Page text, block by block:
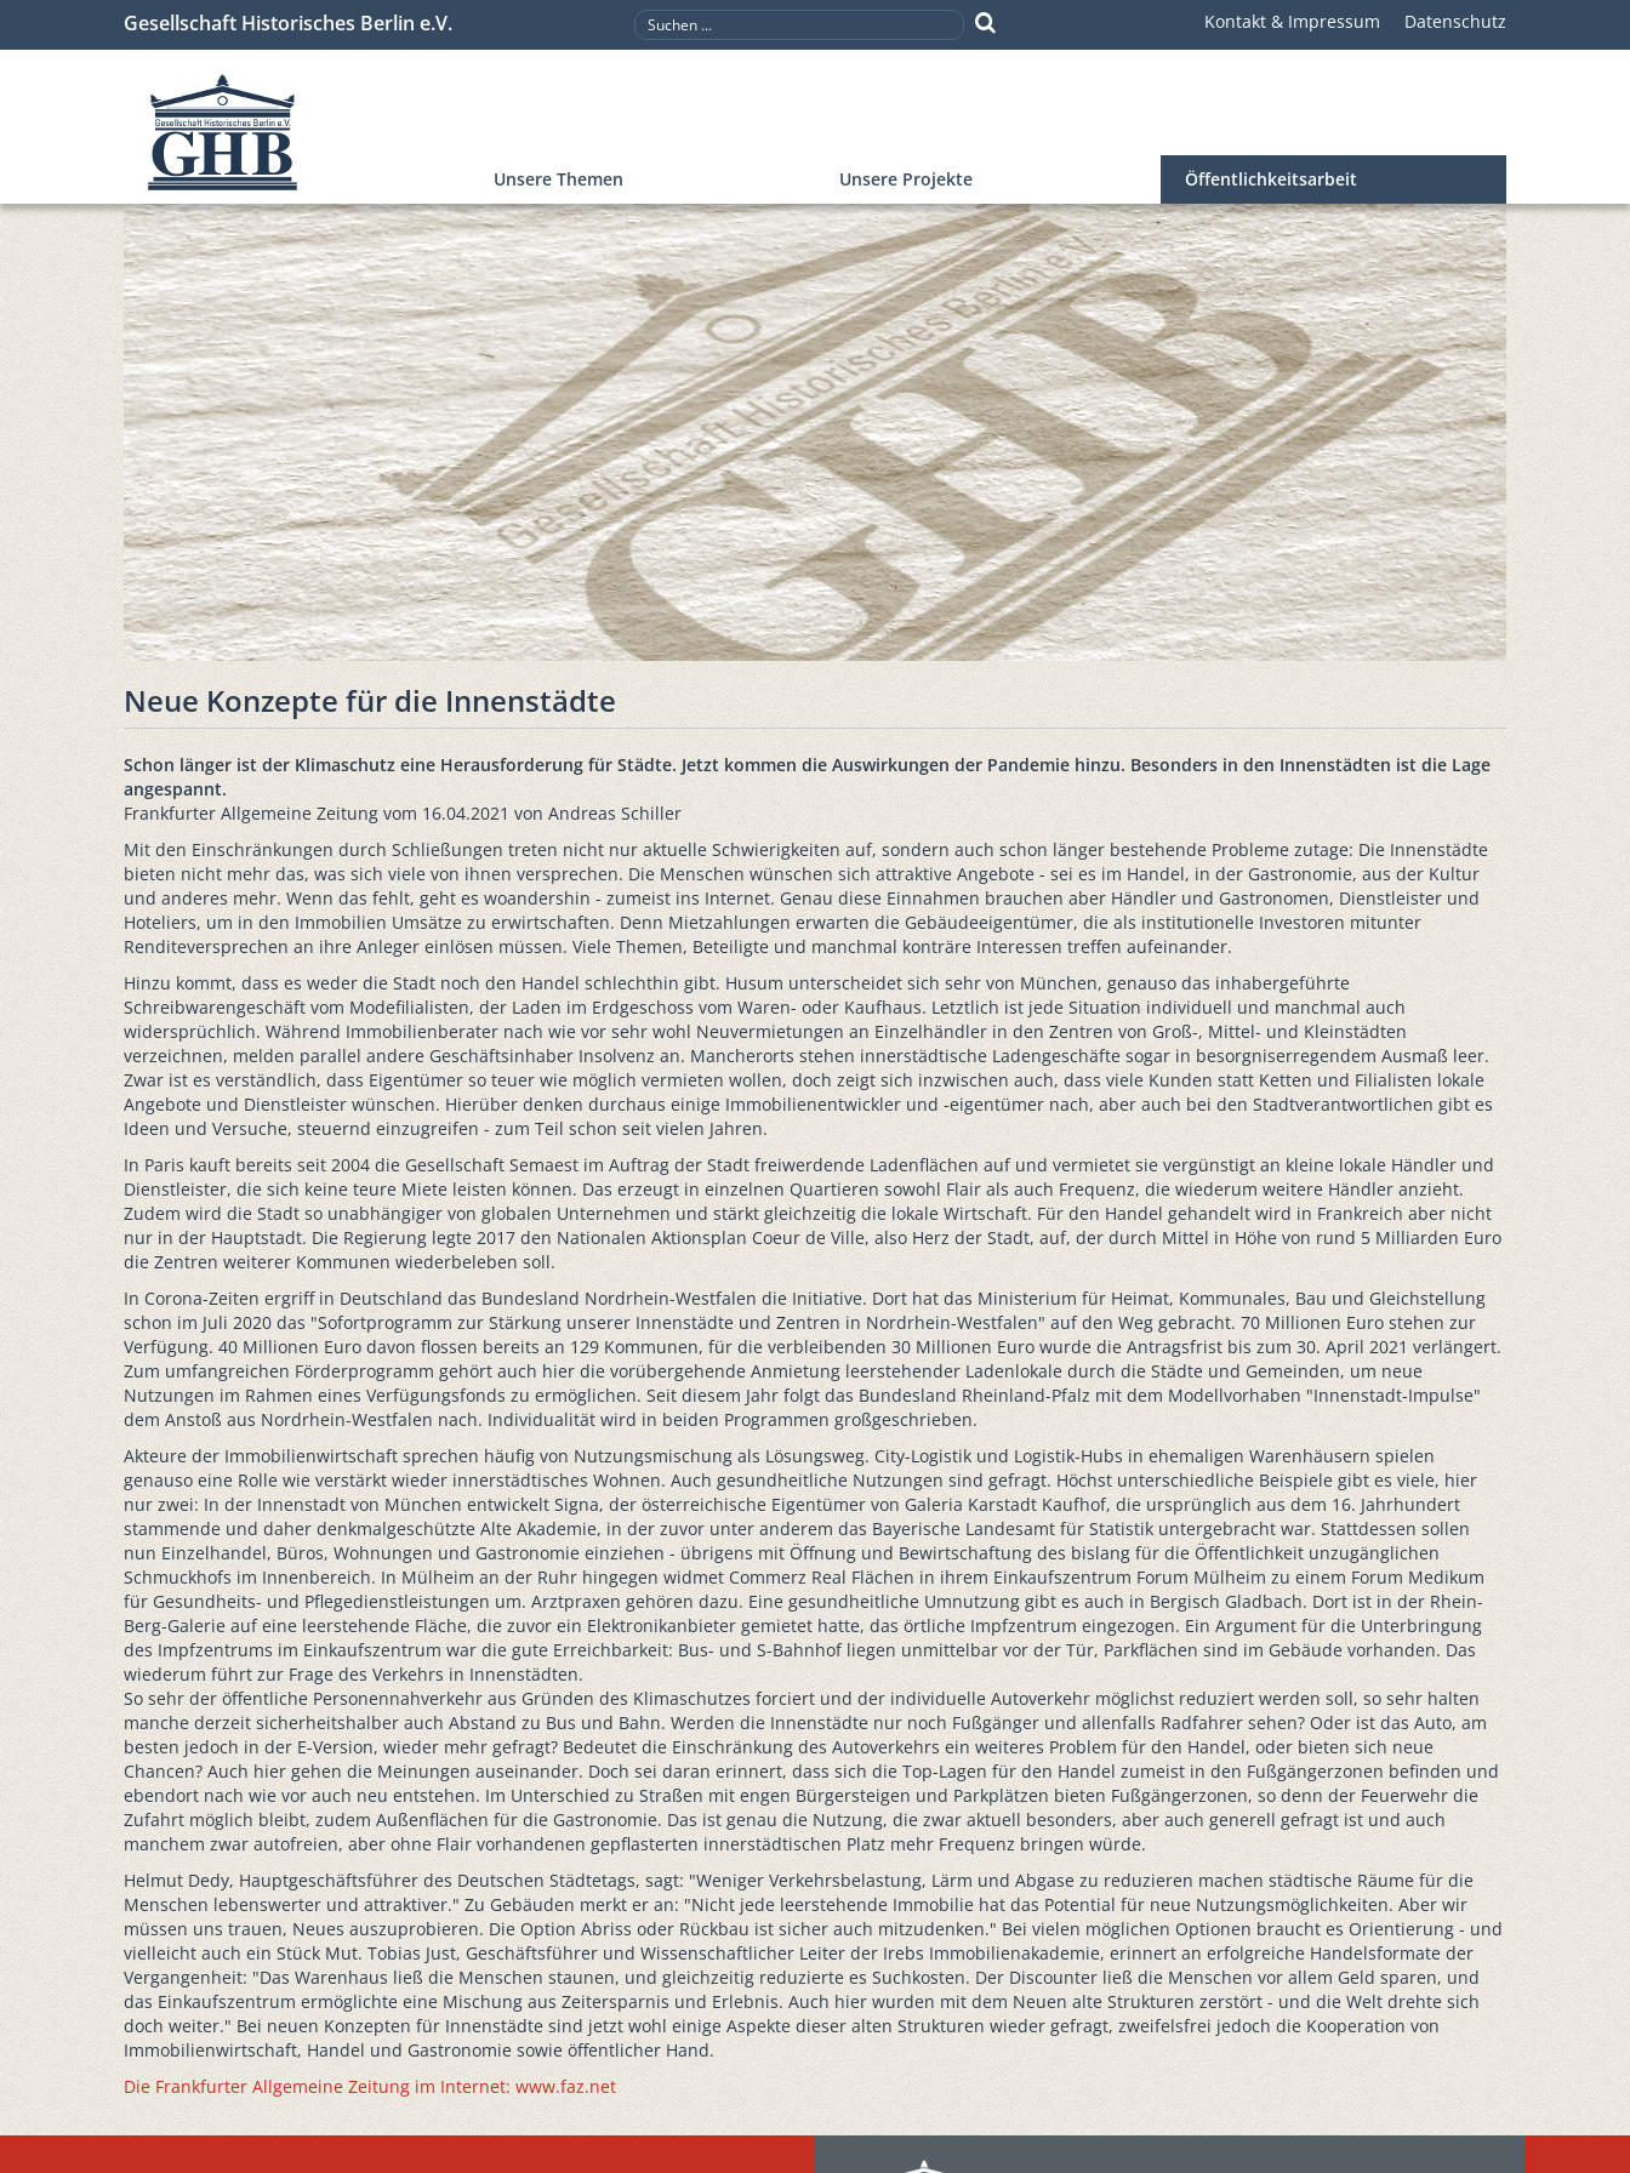
Gesellschaft Historisches Berlin e.V. Kontakt & Impressum Datenschutz
Unsere Themen Unsere Projekte Öffentlichkeitsarbeit
Neue Konzepte für die Innenstädte
Schon länger ist der Klimaschutz eine Herausforderung für Städte. Jetzt kommen die Auswirkungen der Pandemie hinzu. Besonders in den Innenstädten ist die Lage
angespannt.
Frankfurter Allgemeine Zeitung vom 16.04.2021 von Andreas Schiller
Mit den Einschränkungen durch Schließungen treten nicht nur aktuelle Schwierigkeiten auf, sondern auch schon länger bestehende Probleme zutage: Die Innenstädte
bieten nicht mehr das, was sich viele von ihnen versprechen. Die Menschen wünschen sich attraktive Angebote - sei es im Handel, in der Gastronomie, aus der Kultur
und anderes mehr. Wenn das fehlt, geht es woandershin - zumeist ins Internet. Genau diese Einnahmen brauchen aber Händler und Gastronomen, Dienstleister und
Hoteliers, um in den Immobilien Umsätze zu erwirtschaften. Denn Mietzahlungen erwarten die Gebäudeeigentümer, die als institutionelle Investoren mitunter
Renditeversprechen an ihre Anleger einlösen müssen. Viele Themen, Beteiligte und manchmal konträre Interessen treffen aufeinander.
Hinzu kommt, dass es weder die Stadt noch den Handel schlechthin gibt. Husum unterscheidet sich sehr von München, genauso das inhabergeführte
Schreibwarengeschäft vom Modefilialisten, der Laden im Erdgeschoss vom Waren- oder Kaufhaus. Letztlich ist jede Situation individuell und manchmal auch
widersprüchlich. Während Immobilienberater nach wie vor sehr wohl Neuvermietungen an Einzelhändler in den Zentren von Groß-, Mittel- und Kleinstädten
verzeichnen, melden parallel andere Geschäftsinhaber Insolvenz an. Mancherorts stehen innerstädtische Ladengeschäfte sogar in besorgniserregendem Ausmaß leer.
Zwar ist es verständlich, dass Eigentümer so teuer wie möglich vermieten wollen, doch zeigt sich inzwischen auch, dass viele Kunden statt Ketten und Filialisten lokale
Angebote und Dienstleister wünschen. Hierüber denken durchaus einige Immobilienentwickler und -eigentümer nach, aber auch bei den Stadtverantwortlichen gibt es
Ideen und Versuche, steuernd einzugreifen - zum Teil schon seit vielen Jahren.
In Paris kauft bereits seit 2004 die Gesellschaft Semaest im Auftrag der Stadt freiwerdende Ladenflächen auf und vermietet sie vergünstigt an kleine lokale Händler und
Dienstleister, die sich keine teure Miete leisten können. Das erzeugt in einzelnen Quartieren sowohl Flair als auch Frequenz, die wiederum weitere Händler anzieht.
Zudem wird die Stadt so unabhängiger von globalen Unternehmen und stärkt gleichzeitig die lokale Wirtschaft. Für den Handel gehandelt wird in Frankreich aber nicht
nur in der Hauptstadt. Die Regierung legte 2017 den Nationalen Aktionsplan Coeur de Ville, also Herz der Stadt, auf, der durch Mittel in Höhe von rund 5 Milliarden Euro
die Zentren weiterer Kommunen wiederbeleben soll.
In Corona-Zeiten ergriff in Deutschland das Bundesland Nordrhein-Westfalen die Initiative. Dort hat das Ministerium für Heimat, Kommunales, Bau und Gleichstellung
schon im Juli 2020 das "Sofortprogramm zur Stärkung unserer Innenstädte und Zentren in Nordrhein-Westfalen" auf den Weg gebracht. 70 Millionen Euro stehen zur
Verfügung. 40 Millionen Euro davon flossen bereits an 129 Kommunen, für die verbleibenden 30 Millionen Euro wurde die Antragsfrist bis zum 30. April 2021 verlängert.
Zum umfangreichen Förderprogramm gehört auch hier die vorübergehende Anmietung leerstehender Ladenlokale durch die Städte und Gemeinden, um neue
Nutzungen im Rahmen eines Verfügungsfonds zu ermöglichen. Seit diesem Jahr folgt das Bundesland Rheinland-Pfalz mit dem Modellvorhaben "Innenstadt-Impulse"
dem Anstoß aus Nordrhein-Westfalen nach. Individualität wird in beiden Programmen großgeschrieben.
Akteure der Immobilienwirtschaft sprechen häufig von Nutzungsmischung als Lösungsweg. City-Logistik und Logistik-Hubs in ehemaligen Warenhäusern spielen
genauso eine Rolle wie verstärkt wieder innerstädtisches Wohnen. Auch gesundheitliche Nutzungen sind gefragt. Höchst unterschiedliche Beispiele gibt es viele, hier
nur zwei: In der Innenstadt von München entwickelt Signa, der österreichische Eigentümer von Galeria Karstadt Kaufhof, die ursprünglich aus dem 16. Jahrhundert
stammende und daher denkmalgeschützte Alte Akademie, in der zuvor unter anderem das Bayerische Landesamt für Statistik untergebracht war. Stattdessen sollen
nun Einzelhandel, Büros, Wohnungen und Gastronomie einziehen - übrigens mit Öffnung und Bewirtschaftung des bislang für die Öffentlichkeit unzugänglichen
Schmuckhofs im Innenbereich. In Mülheim an der Ruhr hingegen widmet Commerz Real Flächen in ihrem Einkaufszentrum Forum Mülheim zu einem Forum Medikum
für Gesundheits- und Pflegedienstleistungen um. Arztpraxen gehören dazu. Eine gesundheitliche Umnutzung gibt es auch in Bergisch Gladbach. Dort ist in der Rhein-
Berg-Galerie auf eine leerstehende Fläche, die zuvor ein Elektronikanbieter gemietet hatte, das örtliche Impfzentrum eingezogen. Ein Argument für die Unterbringung
des Impfzentrums im Einkaufszentrum war die gute Erreichbarkeit: Bus- und S-Bahnhof liegen unmittelbar vor der Tür, Parkflächen sind im Gebäude vorhanden. Das
wiederum führt zur Frage des Verkehrs in Innenstädten.
So sehr der öffentliche Personennahverkehr aus Gründen des Klimaschutzes forciert und der individuelle Autoverkehr möglichst reduziert werden soll, so sehr halten
manche derzeit sicherheitshalber auch Abstand zu Bus und Bahn. Werden die Innenstädte nur noch Fußgänger und allenfalls Radfahrer sehen? Oder ist das Auto, am
besten jedoch in der E-Version, wieder mehr gefragt? Bedeutet die Einschränkung des Autoverkehrs ein weiteres Problem für den Handel, oder bieten sich neue
Chancen? Auch hier gehen die Meinungen auseinander. Doch sei daran erinnert, dass sich die Top-Lagen für den Handel zumeist in den Fußgängerzonen befinden und
ebendort nach wie vor auch neu entstehen. Im Unterschied zu Straßen mit engen Bürgersteigen und Parkplätzen bieten Fußgängerzonen, so denn der Feuerwehr die
Zufahrt möglich bleibt, zudem Außenflächen für die Gastronomie. Das ist genau die Nutzung, die zwar aktuell besonders, aber auch generell gefragt ist und auch
manchem zwar autofreien, aber ohne Flair vorhandenen gepflasterten innerstädtischen Platz mehr Frequenz bringen würde.
Helmut Dedy, Hauptgeschäftsführer des Deutschen Städtetags, sagt: "Weniger Verkehrsbelastung, Lärm und Abgase zu reduzieren machen städtische Räume für die
Menschen lebenswerter und attraktiver." Zu Gebäuden merkt er an: "Nicht jede leerstehende Immobilie hat das Potential für neue Nutzungsmöglichkeiten. Aber wir
müssen uns trauen, Neues auszuprobieren. Die Option Abriss oder Rückbau ist sicher auch mitzudenken." Bei vielen möglichen Optionen braucht es Orientierung - und
vielleicht auch ein Stück Mut. Tobias Just, Geschäftsführer und Wissenschaftlicher Leiter der Irebs Immobilienakademie, erinnert an erfolgreiche Handelsformate der
Vergangenheit: "Das Warenhaus ließ die Menschen staunen, und gleichzeitig reduzierte es Suchkosten. Der Discounter ließ die Menschen vor allem Geld sparen, und
das Einkaufszentrum ermöglichte eine Mischung aus Zeitersparnis und Erlebnis. Auch hier wurden mit dem Neuen alte Strukturen zerstört - und die Welt drehte sich
doch weiter." Bei neuen Konzepten für Innenstädte sind jetzt wohl einige Aspekte dieser alten Strukturen wieder gefragt, zweifelsfrei jedoch die Kooperation von
Immobilienwirtschaft, Handel und Gastronomie sowie öffentlicher Hand.
Die Frankfurter Allgemeine Zeitung im Internet: www.faz.net